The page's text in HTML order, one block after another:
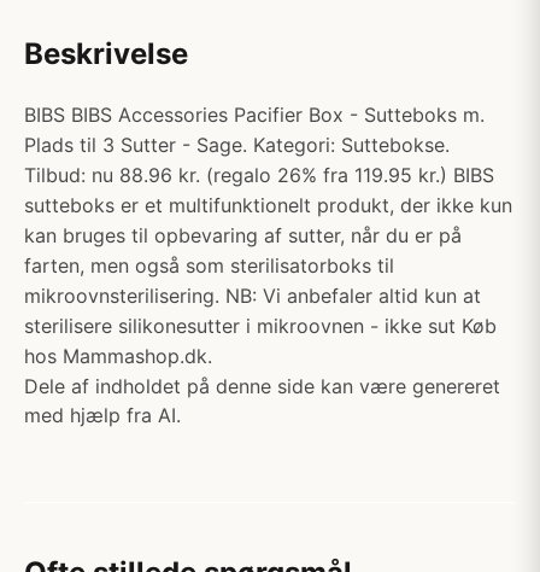
Beskrivelse
BIBS BIBS Accessories Pacifier Box - Sutteboks m.
Plads til 3 Sutter - Sage. Kategori: Suttebokse.
Tilbud: nu 88.96 kr. (regalo 26% fra 119.95 kr.) BIBS
sutteboks er et multifunktionelt produkt, der ikke kun
kan bruges til opbevaring af sutter, når du er på
farten, men også som sterilisatorboks til
mikroovnsterilisering. NB: Vi anbefaler altid kun at
sterilisere silikonesutter i mikroovnen - ikke sut Køb
hos Mammashop.dk.
Dele af indholdet på denne side kan være genereret
med hjælp fra AI.